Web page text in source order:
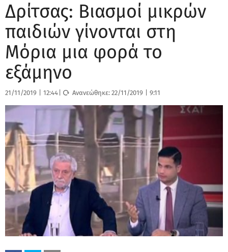
Δρίτσας: Βιασμοί μικρών
παιδιών γίνονται στη
Μόρια μια φορά το
εξάμηνο
21/11/2019 12:44 Ανανεώθηκε:22/11/2019 9:11